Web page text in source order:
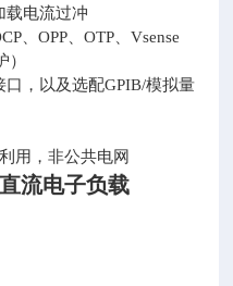
载电流过冲
、OPP、OTP、Vsense
，以及选配GPIB/模拟量
用，非公共电网
流电子负载